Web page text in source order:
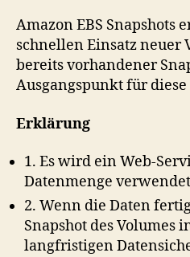
Amazon EBS Snapshots
schnellen Einsatz neuer
bereits vorhandener
Ausgangspunkt für
Erklärung
1. Es wird ein Web-
Datenmenge
2. Wenn die Daten
Snapshot des Volumes
langfristigen